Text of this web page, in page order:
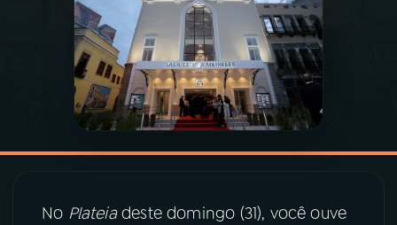
PROGRAMAS
PODCASTS
06VIDEOCASTS
07 ÚLTIMAS
No Plateiadeste domingo (31), você ouve